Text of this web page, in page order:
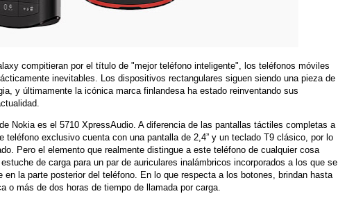
compitieran por el título de "mejor teléfono inteligente", los teléfonos móviles
inevitables. Los dispositivos rectangulares siguen siendo una pieza de
y últimamente la icónica marca finlandesa ha estado reinventando sus
Nokia es el 5710 XpressAudio. A diferencia de las pantallas táctiles completas a
teléfono exclusivo cuenta con una pantalla de 2,4” y un teclado T9 clásico, por lo
Pero el elemento que realmente distingue a este teléfono de cualquier cosa
de carga para un par de auriculares inalámbricos incorporados a los que se
la parte posterior del teléfono. En lo que respecta a los botones, brindan hasta
o más de dos horas de tiempo de llamada por carga.